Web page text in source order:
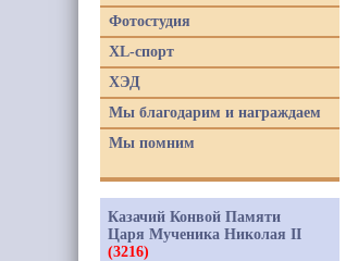
Фотостудия
XL-спорт
ХЭД
Мы благодарим и награждаем
Мы помним
Казачий Конвой Памяти
Царя Мученика Николая II
(3216)